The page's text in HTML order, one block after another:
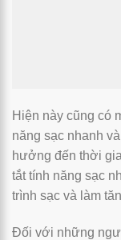
Hiện này cũng có
năng sạc nhanh
hưởng đến thời
tắt tính năng sạc
trình sạc và làm
Đối với những